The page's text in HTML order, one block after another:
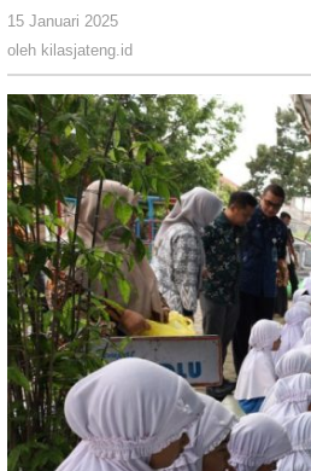
1000
Siswa
di
Boyolali
15 Januari 2025
kilasjateng.id
oleh kilasjateng.id